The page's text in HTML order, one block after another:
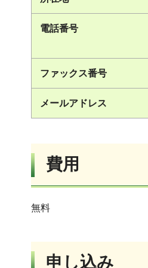
電話番号
ファックス番号
メールアドレス
費用
無料
申し込み